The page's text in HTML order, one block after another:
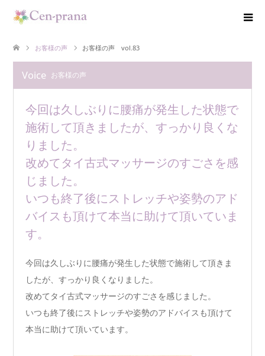
お客様の声 お客様の声 vol.83
Voice お客様の声
今回は久しぶりに腰痛が発生した状態で
施術して頂きましたが、すっかり良くな
りました。
改めてタイ古式マッサージのすごさを感
じました。
いつも終了後にストレッチや姿勢のアド
バイスも頂けて本当に助けて頂いていま
す。
今回は久しぶりに腰痛が発生した状態で施術して頂きま
したが、すっかり良くなりました。
改めてタイ古式マッサージのすごさを感じました。
いつも終了後にストレッチや姿勢のアドバイスも頂けて
本当に助けて頂いています。